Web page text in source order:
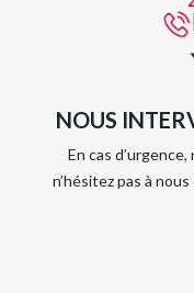
NOUS
En cas
n’hésitez pas à